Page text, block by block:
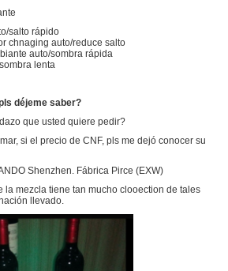
salto rápido
chnaging auto/reduce salto
auto/sombra rápida
lenta
déjeme saber?
que usted quiere pedir?
si el precio de CNF, pls me dejó conocer su
Shenzhen. Fábrica Pirce (EXW)
la mezcla tiene tan mucho clooection de tales
llevado.